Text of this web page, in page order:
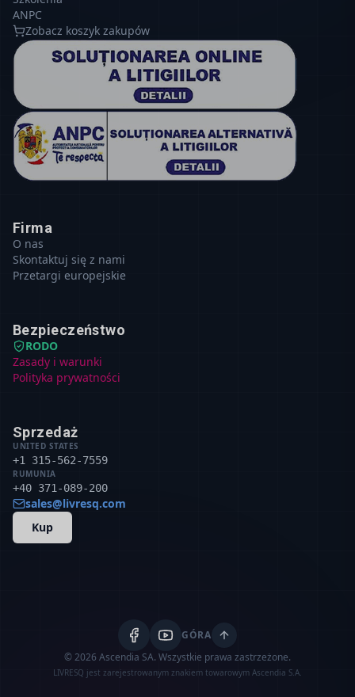
ANPC
Zobacz koszyk zakupów
Firma
O nas
Skontaktuj się z nami
Przetargi europejskie
Bezpieczeństwo
RODO
Zasady i warunki
Polityka prywatności
Sprzedaż
UNITED STATES
+1 315-562-7559
RUMUNIA
+40 371-089-200
sales@livresq.com
Kup
GÓRA
© 2026 Ascendia SA. Wszystkie prawa zastrzeżone.
LIVRESQ jest zarejestrowanym znakiem towarowym Ascendia S.A.